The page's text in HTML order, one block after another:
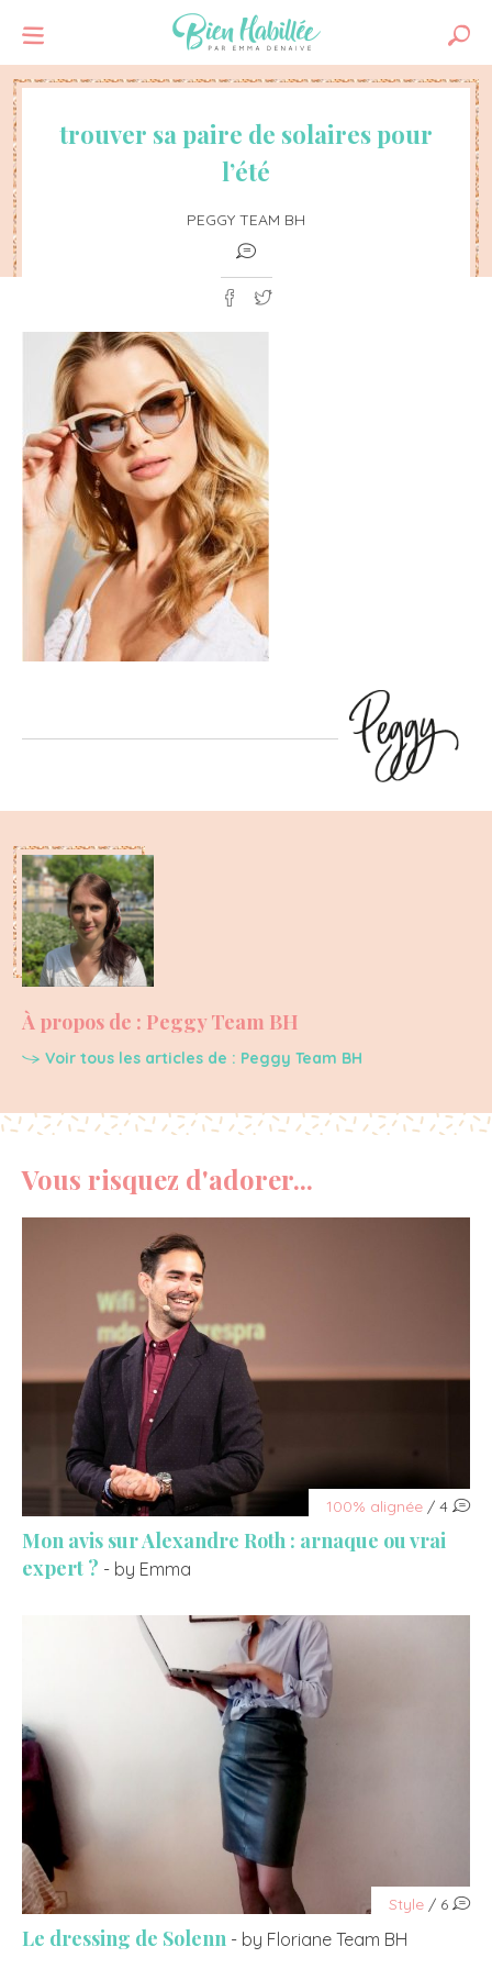
trouver sa paire de solaires pour
l’été
PEGGY TEAM BH
À propos de : Peggy Team BH
Voir tous les articles de : Peggy Team BH
Vous risquez d'adorer...
100% alignée / 4
Mon avis sur Alexandre Roth : arnaque ou vrai
expert ? - by Emma
Style / 6
Le dressing de Solenn - by Floriane Team BH